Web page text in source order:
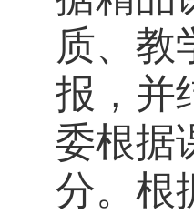
质、教
报，并
委根据
分。根